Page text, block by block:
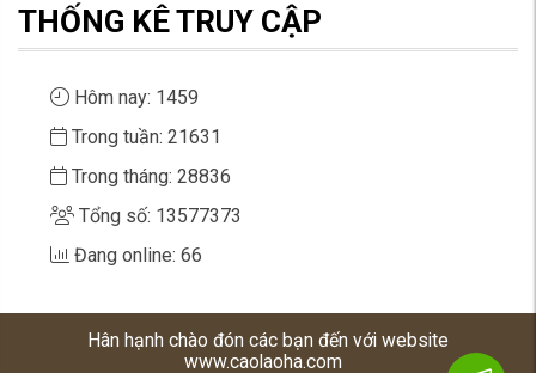
THỐNG KÊ TRUY CẬP
Hôm nay: 1459
Trong tuần: 21631
Trong tháng: 28836
Tổng số: 13577373
Đang online: 66
Hân hạnh chào đón các bạn đến với website
www.caolaoha.com